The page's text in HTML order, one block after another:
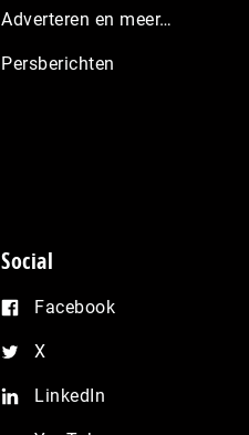
Adverteren en meer…
Persberichten
Social
Facebook
X
LinkedIn